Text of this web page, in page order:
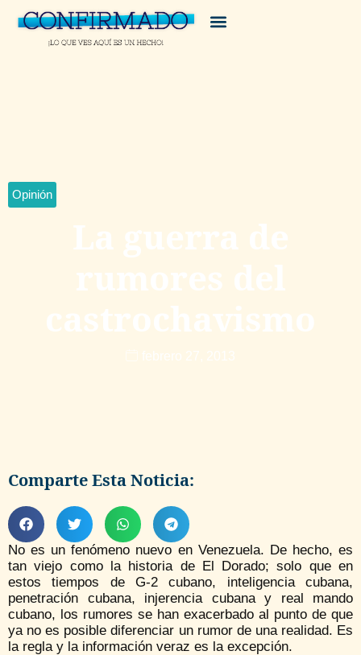
Opinión
La guerra de
rumores del
castrochavismo
febrero 27, 2013
Comparte Esta Noticia:
No es un fenómeno nuevo en Venezuela. De hecho, es
tan viejo como la historia de El Dorado; solo que en
estos tiempos de G-2 cubano, inteligencia cubana,
penetración cubana, injerencia cubana y real mando
cubano, los rumores se han exacerbado al punto de que
ya no es posible diferenciar un rumor de una realidad. Es
la regla y la información veraz es la excepción.